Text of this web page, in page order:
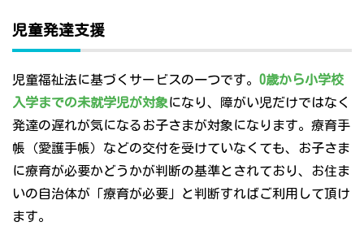
児童発達支援
児童福祉法に基づくサービスの一つです。 0歳から小学校
入学までの未就学児が対象になり、障がい児だけではなく
発達の遅れが気になるお子さまが対象になります。療育手
帳（愛護手帳）などの交付を受けていなくても、お子さま
に療育が必要かどうかが判断の基準とされており、お住ま
いの自治体が「療育が必要」と判断すればご利用して頂け
ます。